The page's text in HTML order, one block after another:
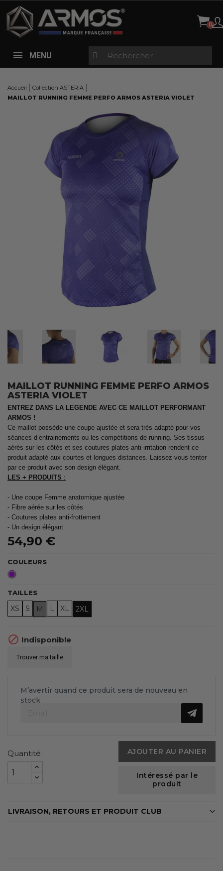
MENU
Accueil
Collection ASTERIA
MAILLOT RUNNING FEMME PERFO ARMOS ASTERIA VIOLET
MAILLOT RUNNING FEMME PERFO ARMOS
ASTERIA VIOLET
ENTREZ DANS LA LEGENDE AVEC CE MAILLOT PERFORMANT
ARMOS !
Ce maillot possède une coupe ajustée et sera très adapté pour vos
séances d’entrainements ou les compétitions de running. Ses tissus
aérés sur les côtés et ses coutures plates anti-irritation rendent ce
produit adapté aux courtes et longues distances. Laissez-vous tenter
par ce produit avec son design élégant.
LES + PRODUITS :
- Une coupe Femme anatomique ajustée
- Fibre aérée sur les côtés
- Coutures plates anti-frottement
- Un design élégant
54,90 €
COULEURS
Violet
TAILLES
XS S M L XL 2XL
 Indisponible
Trouver ma taille
M’avertir quand ce produit sera de nouveau en
stock
Quantité AJOUTER AU PANIER
Intéressé par le
produit
LIVRAISON, RETOURS ET PRODUIT CLUB
Panneau de gestion des cookies